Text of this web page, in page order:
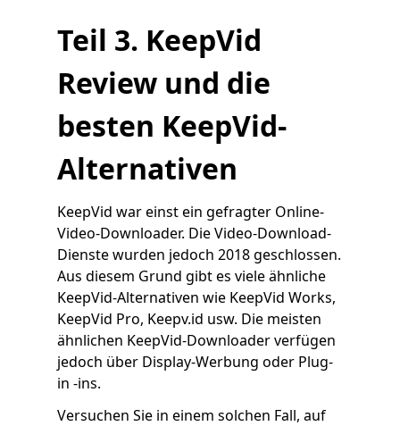
Teil 3. KeepVid
Review und die
besten KeepVid-
Alternativen
KeepVid war einst ein gefragter Online-
Video-Downloader. Die Video-Download-
Dienste wurden jedoch 2018 geschlossen.
Aus diesem Grund gibt es viele ähnliche
KeepVid-Alternativen wie KeepVid Works,
KeepVid Pro, Keepv.id usw. Die meisten
ähnlichen KeepVid-Downloader verfügen
jedoch über Display-Werbung oder Plug-
in -ins.
Versuchen Sie in einem solchen Fall, auf